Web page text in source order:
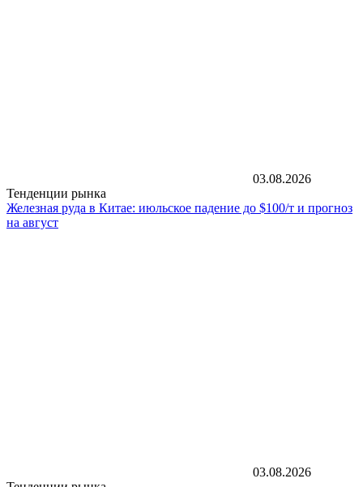
03.08.2026
Тенденции рынка
Железная руда в Китае: июльское падение до $100/т и прогноз
на август
03.08.2026